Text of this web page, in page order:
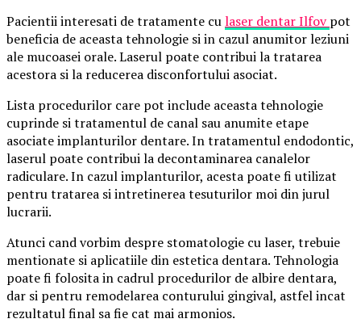
Pacientii interesati de tratamente culaser dentar Ilfovpot
beneficia de aceasta tehnologie si in cazul anumitor leziuni
ale mucoasei orale. Laserul poate contribui la tratarea
acestora si la reducerea disconfortului asociat.
Lista procedurilor care pot include aceasta tehnologie
cuprinde si tratamentul de canal sau anumite etape
asociate implanturilor dentare. In tratamentul endodontic,
laserul poate contribui la decontaminarea canalelor
radiculare. In cazul implanturilor, acesta poate fi utilizat
pentru tratarea si intretinerea tesuturilor moi din jurul
lucrarii.
Atunci cand vorbim despre stomatologie cu laser, trebuie
mentionate si aplicatiile din estetica dentara. Tehnologia
poate fi folosita in cadrul procedurilor de albire dentara,
dar si pentru remodelarea conturului gingival, astfel incat
rezultatul final sa fie cat mai armonios.